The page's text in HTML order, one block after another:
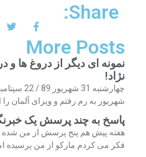
Share:
More Posts
نمونه ای دیگر از دروغ ها
نژاد!
شهریور به رم رفتم و ویزای آلمان
پاسخ به چند پرسش یک
هفته پیش هم پنج پرسش از من شده
فکر می کردم مارکو از من پرسیده